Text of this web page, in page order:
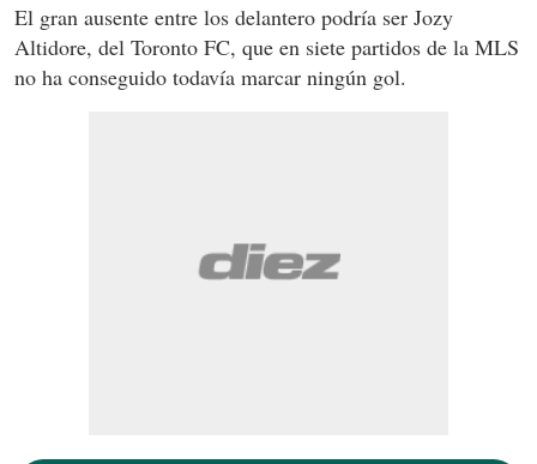
El gran ausente entre los delantero podría ser Jozy
Altidore, del Toronto FC, que en siete partidos de la MLS
no ha conseguido todavía marcar ningún gol.